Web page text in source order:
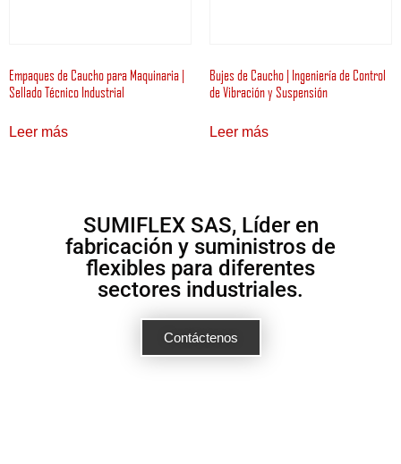
Empaques de Caucho para Maquinaria |
Sellado Técnico Industrial
Leer más
Bujes de Caucho | Ingeniería de Control
de Vibración y Suspensión
Leer más
SUMIFLEX SAS, Líder en
fabricación y suministros de
flexibles para diferentes
sectores industriales.
Contáctenos